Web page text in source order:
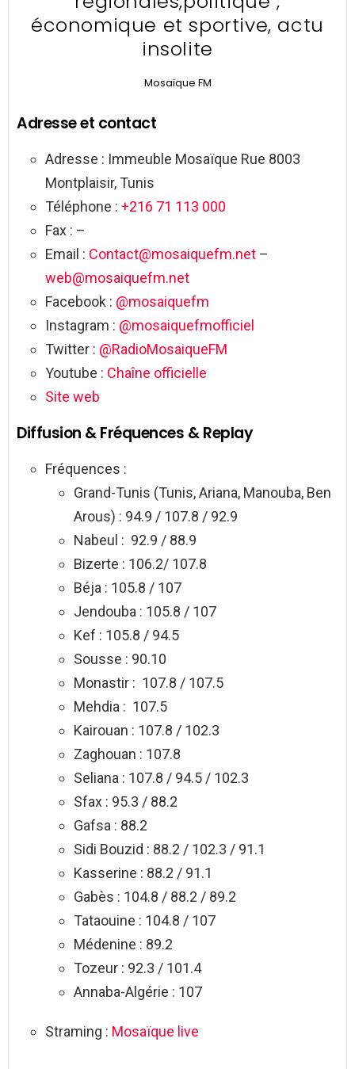
économique et sportive, actu
insolite
Mosaïque FM
Adresse et contact
Adresse : Immeuble Mosaïque Rue 8003
Montplaisir, Tunis
Téléphone : +216 71 113 000
Fax : –
Email : Contact@mosaiquefm.net –
web@mosaiquefm.net
Facebook : @mosaiquefm
Instagram : @mosaiquefmofficiel
Twitter : @RadioMosaiqueFM
Youtube : Chaîne officielle
Site web
Diffusion & Fréquences & Replay
Fréquences :
Grand-Tunis (Tunis, Ariana, Manouba, Ben
Arous) : 94.9 / 107.8 / 92.9
Nabeul : 92.9 / 88.9
Bizerte : 106.2/ 107.8
Béja : 105.8 / 107
Jendouba : 105.8 / 107
Kef : 105.8 / 94.5
Sousse : 90.10
Monastir : 107.8 / 107.5
Mehdia : 107.5
Kairouan : 107.8 / 102.3
Zaghouan : 107.8
Seliana : 107.8 / 94.5 / 102.3
Sfax : 95.3 / 88.2
Gafsa : 88.2
Sidi Bouzid : 88.2 / 102.3 / 91.1
Kasserine : 88.2 / 91.1
Gabès : 104.8 / 88.2 / 89.2
Tataouine : 104.8 / 107
Médenine : 89.2
Tozeur : 92.3 / 101.4
Annaba-Algérie : 107
Straming : Mosaïque live